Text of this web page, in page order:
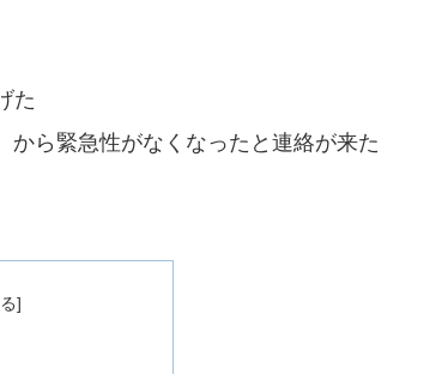
た
ら緊急性がなくなったと連絡が来た